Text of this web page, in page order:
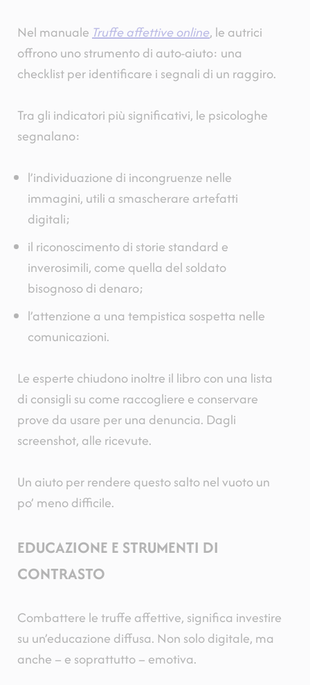
Nel manuale Truffe affettive online, le autrici
offrono uno strumento di auto-aiuto: una
checklist per identificare i segnali di un raggiro.
Tra gli indicatori più significativi, le psicologhe
segnalano:
l’individuazione di incongruenze nelle
immagini, utili a smascherare artefatti
digitali;
il riconoscimento di storie standard e
inverosimili, come quella del soldato
bisognoso di denaro;
l’attenzione a una tempistica sospetta nelle
comunicazioni.
Le esperte chiudono inoltre il libro con una lista
di consigli su come raccogliere e conservare
prove da usare per una denuncia. Dagli
screenshot, alle ricevute.
Un aiuto per rendere questo salto nel vuoto un
po’ meno difficile.
EDUCAZIONE E STRUMENTI DI
CONTRASTO
Combattere le truffe affettive, significa investire
su un’educazione diffusa. Non solo digitale, ma
anche – e soprattutto– emotiva.